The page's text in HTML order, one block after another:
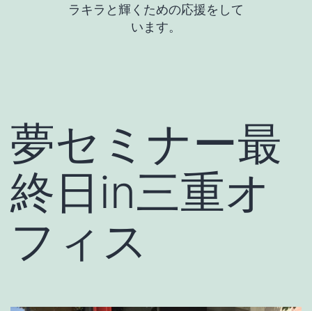
ラキラと輝くための応援をして
います。
夢セミナー最
終日in三重オ
フィス